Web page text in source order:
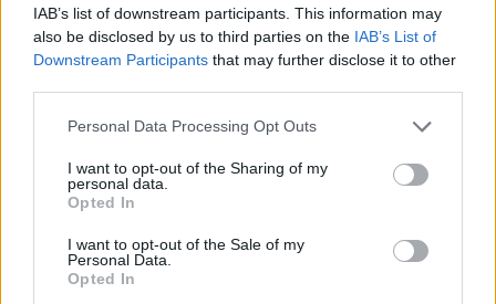
IAB’s list of downstream participants. This information may
also be disclosed by us to third parties on the IAB’s List of
Downstream Participants that may further disclose it to other
Personal Data Processing Opt Outs
I want to opt-out of the Sharing of my
personal data.
Opted In
I want to opt-out of the Sale of my
Personal Data.
Opted In
Actus Info
Elon Musk nuirait gravement à Tesla
selon une étude européenne
Auto Pour Vous